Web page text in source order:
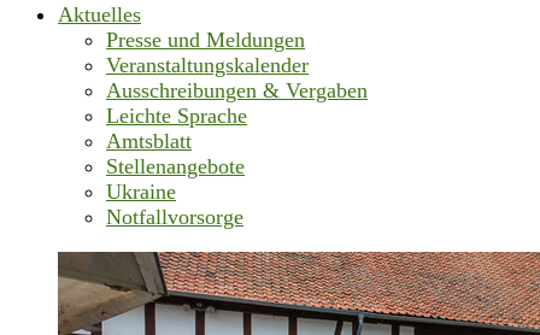
Aktuelles
Presse und Meldungen
Veranstaltungskalender
Ausschreibungen & Vergaben
Leichte Sprache
Amtsblatt
Stellenangebote
Ukraine
Notfallvorsorge